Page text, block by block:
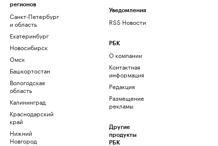
регионов
Санкт-Петербург
и область
Екатеринбург
Новосибирск
Омск
Башкортостан
Вологодская
область
Калининград
Краснодарский
край
Нижний
Новгород
Уведомления
RSS Новости
РБК
О компании
Контактная
информация
Редакция
Размещение
рекламы
Другие
продукты
РБК